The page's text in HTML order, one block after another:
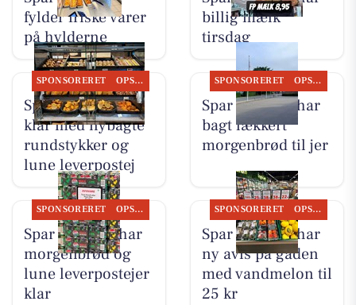
fylder friske varer
på hylderne
billig mælk
tirsdag
SPONSORERET OPSLAGSTAVLEN
Spar Suldrup er
klar med nybagte
rundstykker og
lune leverpostej
SPONSORERET OPSLAGSTAVLEN
Spar Suldrup har
bagt lækkert
morgenbrød til jer
SPONSORERET OPSLAGSTAVLEN
Spar Suldrup har
morgenbrød og
lune leverpostejer
klar
SPONSORERET OPSLAGSTAVLEN
Spar Suldrup har
ny avis på gaden
med vandmelon til
25 kr